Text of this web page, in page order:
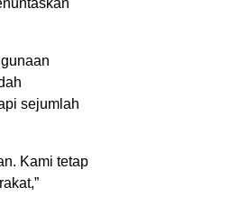
sejumlah
Kami tetap